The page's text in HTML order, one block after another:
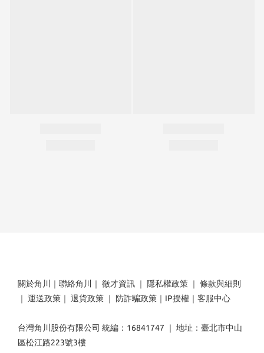
關於角川 ｜ 聯絡角川 ｜ 徵才資訊 ｜ 隱私權政策 ｜ 條款與細則
｜ 運送政策 ｜ 退貨政策 ｜ 防詐騙政策 ｜ IP授權 ｜ 客服中心
台灣角川股份有限公司 統編：16841747 ｜ 地址：臺北市中山
區松江路223號3樓